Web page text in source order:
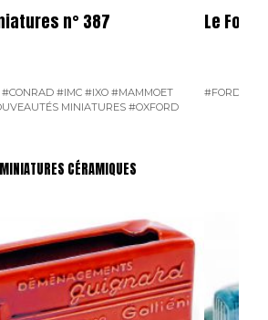
n° 387
#CONRAD #IMC #IXO #MAMMOET
MINIATURES #OXFORD
Le Ford
#FORD D800
CÉRAMIQUES